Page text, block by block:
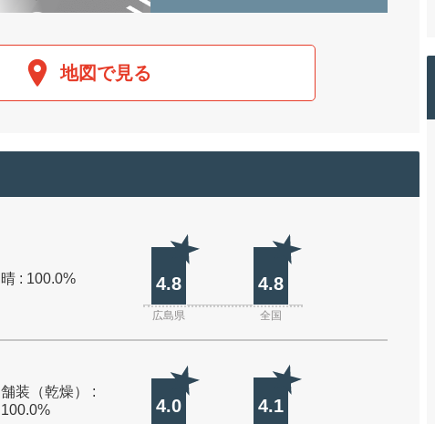
地図で見る
晴 : 100.0% 4.8 4.8
広島県 全国
舗装（乾燥） :
100.0%
4.0 4.1